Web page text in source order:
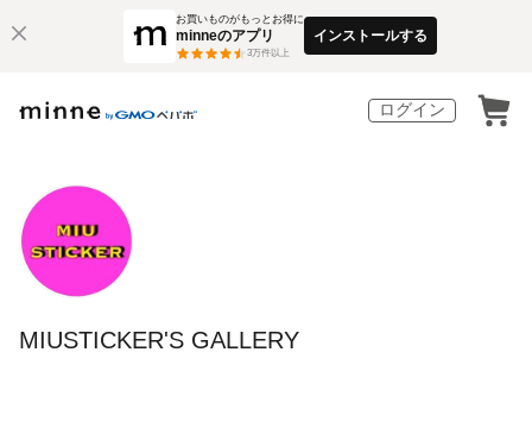
お買いものがもっとお得に
minneのアプリ
3万件以上
インストールする
ログイン
MIUSTICKER'S GALLERY